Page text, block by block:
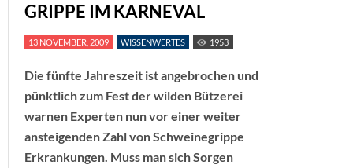
GRIPPE IM KARNEVAL
13 NOVEMBER, 2009 WISSENWERTES 1953
Die fünfte Jahreszeit ist angebrochen und
pünktlich zum Fest der wilden Bützerei
warnen Experten nun vor einer weiter
ansteigenden Zahl von Schweinegrippe
Erkrankungen. Muss man sich Sorgen